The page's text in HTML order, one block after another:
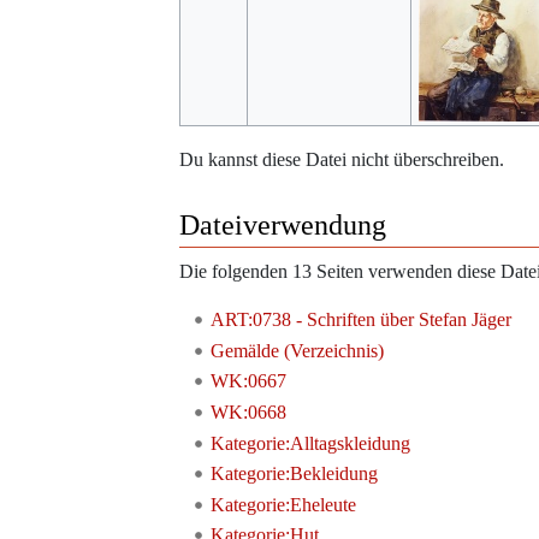
Du kannst diese Datei nicht überschreiben.
Dateiverwendung
Die folgenden 13 Seiten verwenden diese
ART:0738 - Schriften über Stefan Jäger
Gemälde (Verzeichnis)
WK:0667
WK:0668
Kategorie:Alltagskleidung
Kategorie:Bekleidung
Kategorie:Eheleute